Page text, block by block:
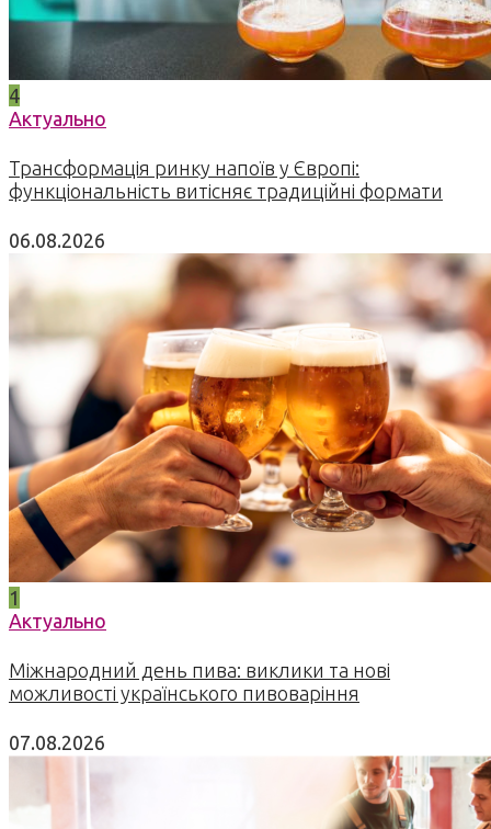
4
Актуально
Трансформація ринку напоїв у Європі:
функціональність витісняє традиційні формати
06.08.2026
1
Актуально
Міжнародний день пива: виклики та нові
можливості українського пивоваріння
07.08.2026